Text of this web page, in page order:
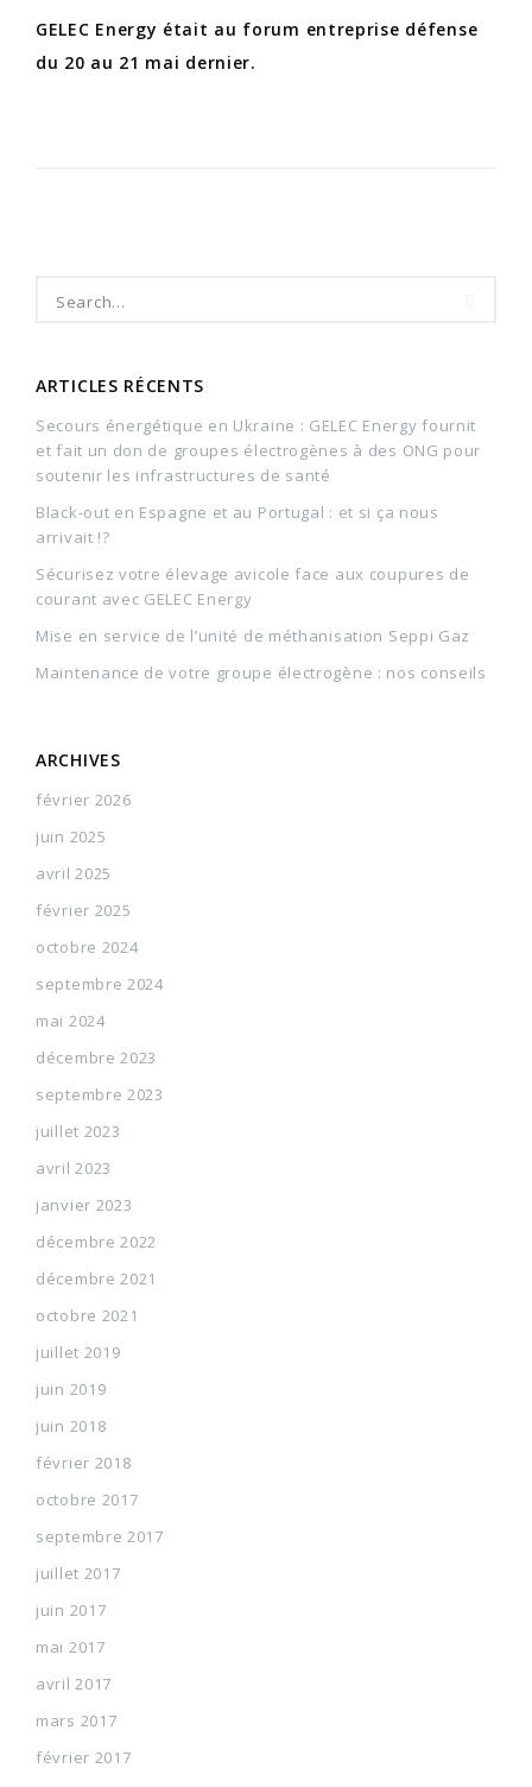
GELEC Energy était au forum entreprise défense
du 20 au 21 mai dernier.
ARTICLES RÉCENTS
Secours énergétique en Ukraine : GELEC Energy fournit
et fait un don de groupes électrogènes à des ONG pour
soutenir les infrastructures de santé
Black-out en Espagne et au Portugal : et si ça nous
arrivait !?
Sécurisez votre élevage avicole face aux coupures de
courant avec GELEC Energy
Mise en service de l’unité de méthanisation Seppi Gaz
Maintenance de votre groupe électrogène : nos conseils
ARCHIVES
février 2026
juin 2025
avril 2025
février 2025
octobre 2024
septembre 2024
mai 2024
décembre 2023
septembre 2023
juillet 2023
avril 2023
janvier 2023
décembre 2022
décembre 2021
octobre 2021
juillet 2019
juin 2019
juin 2018
février 2018
octobre 2017
septembre 2017
juillet 2017
juin 2017
mai 2017
avril 2017
mars 2017
février 2017